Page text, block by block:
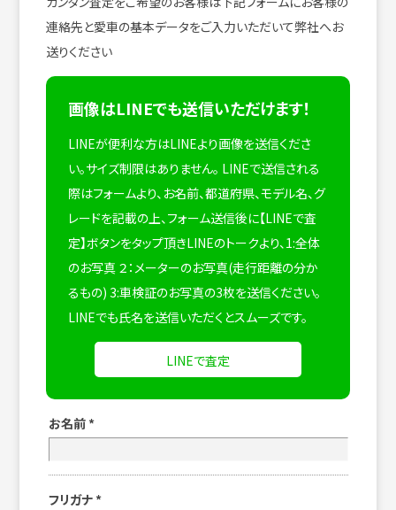
連絡先と愛車の基本データをご入力いただいて弊社へお
送りください
画像はLINEでも送信いただけます！
LINEが便利な方はLINEより画像を送信くださ
い。サイズ制限はありません。 LINEで送信される
際はフォームより、お名前、都道府県、モデル名、グ
レードを記載の上、フォーム送信後に【LINEで査
定】ボタンをタップ頂きLINEのトークより、1:全体
のお写真 ２：メーターのお写真(走行距離の分か
るもの) 3:車検証のお写真の3枚を送信ください。
LINEでも氏名を送信いただくとスムーズです。
LINEで査定
お名前 *
フリガナ *